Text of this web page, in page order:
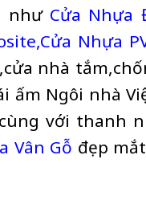
như Cửa Nhựa
Cửa Nhựa
nhà
Ngôi nhà
với thanh
Vân Gỗ đẹp